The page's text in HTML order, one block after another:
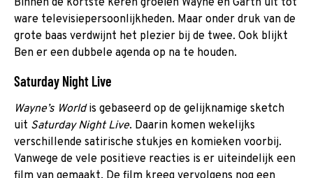
ware televisiepersoonlijkheden. Maar onder druk van de
grote baas verdwijnt het plezier bij de twee. Ook blijkt
Ben er een dubbele agenda op na te houden.
Saturday Night Live
Wayne’s Worldis gebaseerd op de gelijknamige sketch
uit Saturday Night Live. Daarin komen wekelijks
verschillende satirische stukjes en komieken voorbij.
Vanwege de vele positieve reacties is er uiteindelijk een